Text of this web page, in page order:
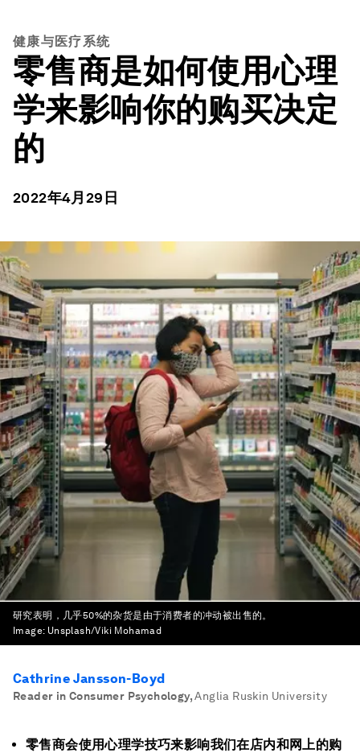
健康与医疗系统
零售商是如何使用心理
学来影响你的购买决定
的
2022年4月29日
研究表明，几乎50%的杂货是由于消费者的冲动被出售的。
Image: Unsplash/Viki Mohamad
Cathrine Jansson-Boyd
Reader in Consumer Psychology, Anglia Ruskin University
零售商会使用心理学技巧来影响我们在店内和网上的购